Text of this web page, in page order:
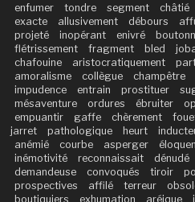
enfumer tondre segment châtié
exacte
allusivement débours
projeté
inopérant enivré
flétrissement
fragment bled
chafouine
aristocratiquement
amoralisme
collègue champêtre
impudence
entrain prostituer
mésaventure
ordures ébruiter
empuantir
gaffe chèrement
jarret
pathologique heurt
anémié
courbe asperger
inémotivité
reconnaissait dénudé
demandeuse
convoqués tiroir
prospectives
affilé terreur
boutiquiers
exhumation aréique